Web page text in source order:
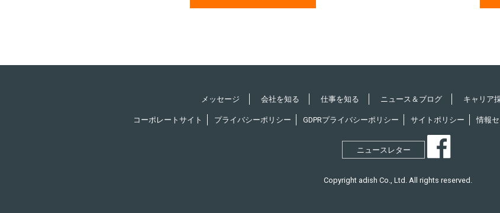
メッセージ 会社を知る 仕事を知る ニュース＆ブログ キャリア
コーポレートサイト プライバシーポリシー GDPRプライバシーポリシー サイトポリシー 情報
ニュースレター
Copyright adish Co., Ltd. All rights reserved.